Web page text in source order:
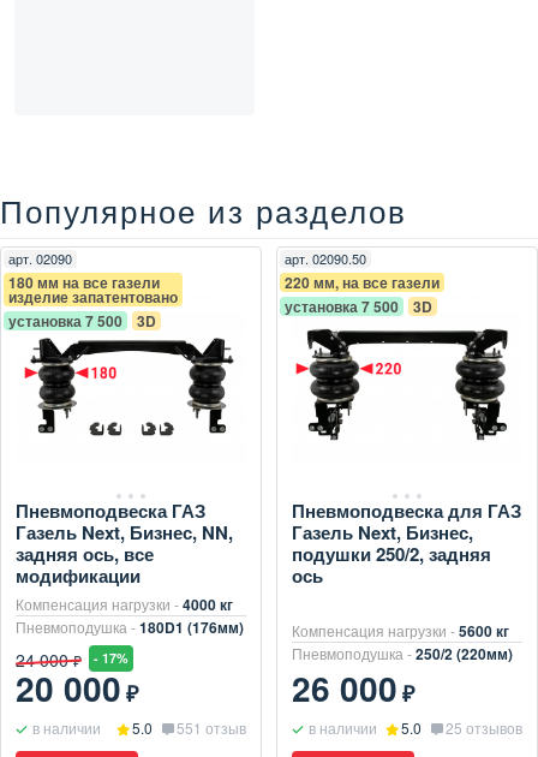
Популярное из разделов
арт. 02090
180 мм на все газели
изделие запатентовано
установка 7 500
3D
Пневмоподвеска ГАЗ
Газель Next, Бизнес, NN,
задняя ось, все
модификации
Компенсация нагрузки -4000 кг
Пневмоподушка -180D1 (176мм)
24 000 ₽ - 17%
20 000₽
в наличии 5.0 551 отзыв
арт. 02090.50
220 мм, на все газели
установка 7 500
3D
Пневмоподвеска для ГАЗ
Газель Next, Бизнес,
подушки 250/2, задняя
ось
Компенсация нагрузки -5600 кг
Пневмоподушка -250/2 (220мм)
26 000₽
в наличии 5.0 25 отзывов